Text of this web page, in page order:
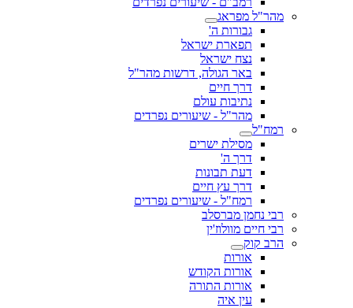
מהר"ל מפראג
גבורות ה'
תפארת ישראל
נצח ישראל
באר הגולה, דרשות מהר"ל
דרך חיים
נתיבות עולם
מהר"ל - שיעורים נפרדים
רמח"ל
מסילת ישרים
דרך ה'
דעת תבונות
דרך עץ חיים
רמח"ל - שיעורים נפרדים
רבי נחמן מברסלב
רבי חיים מוולוז'ין
הרב קוק
אורות
אורות הקודש
אורות התורה
עין איה